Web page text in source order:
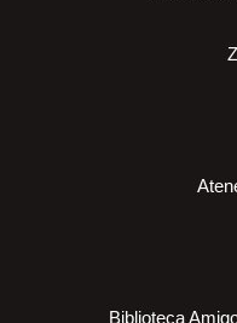
Biblioteca